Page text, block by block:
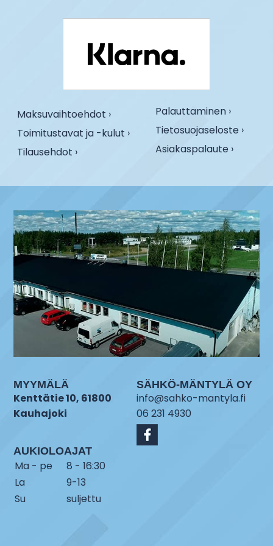
Maksuvaihtoehdot ›
Toimitustavat ja -kulut ›
Tilausehdot ›
Palauttaminen ›
Tietosuojaseloste ›
Asiakaspalaute ›
MYYMÄLÄ
Kenttätie 10, 61800
Kauhajoki
AUKIOLOAJAT
Ma - pe
8 - 16:30
La
9-13
Su
suljettu
SÄHKÖ-MÄNTYLÄ OY
info@sahko-mantyla.fi
06 231 4930